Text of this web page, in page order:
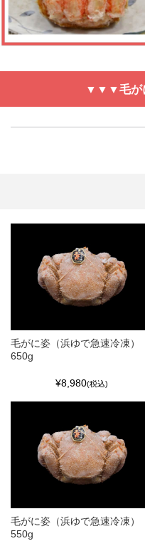
▼▼▼毛が
毛がに姿（浜ゆで急速冷凍）
650g
¥8,980(税込)
毛がに姿（浜ゆで急速冷凍）
550g